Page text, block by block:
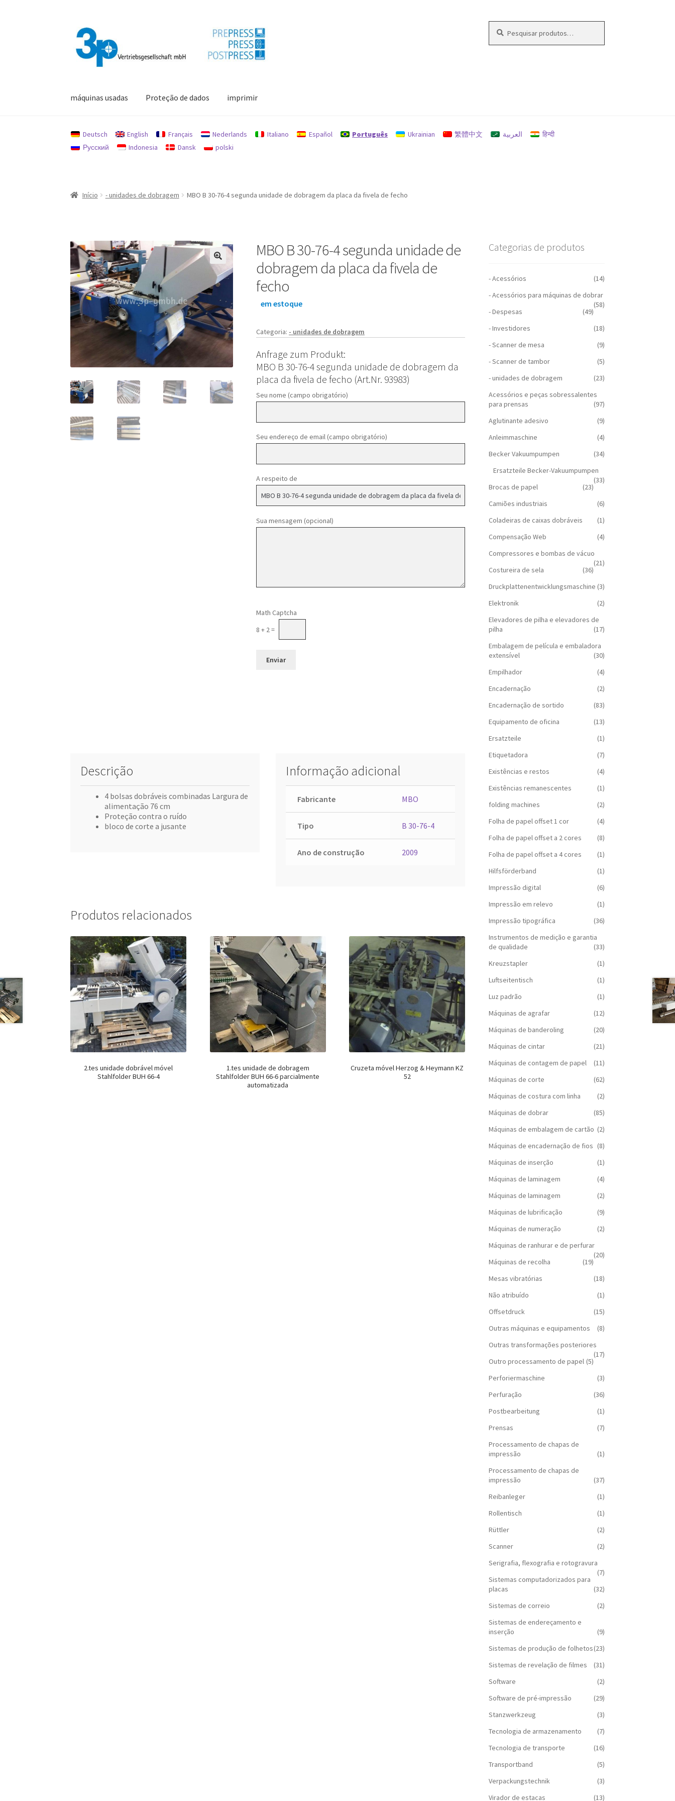
Pular
para
navegação
Pular
para
conteúdo
por:
máquinas usadas Proteção de dados imprimir
Deutsch English Français Nederlands Italiano Español Português Ukrainian 繁體中文 العربية
हिन्दी
Русский
Indonesia Dansk polski
Início - unidades de dobragem MBO B 30-76-4 segunda unidade de dobragem da placa da fivela de fecho
MBO B 30-76-4 segunda unidade de
dobragem da placa da fivela de
fecho
em estoque
Categoria: - unidades de dobragem
Anfrage zum Produkt:
MBO B 30-76-4 segunda unidade de dobragem da
placa da fivela de fecho (Art.Nr. 93983)
Seu nome (campo obrigatório)
Seu endereço de email (campo obrigatório)
A respeito de
Sua mensagem (opcional)
Math Captcha
8 + 2 =
Descrição
4 bolsas dobráveis combinadas Largura de
alimentação 76 cm
Proteção contra o ruído
bloco de corte a jusante
Informação adicional
Fabricante MBO
Tipo B 30-76-4
Ano de construção 2009
Produtos relacionados
2.tes unidade dobrável móvel
Stahlfolder BUH 66-4
1.tes unidade de dobragem
Stahlfolder BUH 66-6 parcialmente
automatizada
Cruzeta móvel Herzog & Heymann KZ
52
Categorias de produtos
- Acessórios
(14)
- Acessórios para máquinas de dobrar
(58)
- Despesas
(49)
- Investidores
(18)
- Scanner de mesa
(9)
- Scanner de tambor
(5)
- unidades de dobragem
(23)
Acessórios e peças sobressalentes
para prensas
(97)
Aglutinante adesivo
(9)
Anleimmaschine
(4)
Becker Vakuumpumpen
(34)
Ersatzteile Becker-Vakuumpumpen
(33)
Brocas de papel
(23)
Camiões industriais
(6)
Coladeiras de caixas dobráveis
(1)
Compensação Web
(4)
Compressores e bombas de vácuo
(21)
Costureira de sela
(36)
Druckplattenentwicklungsmaschine (3)
Elektronik
(2)
Elevadores de pilha e elevadores de
pilha
(17)
Embalagem de película e embaladora
extensível
(30)
Empilhador
(4)
Encadernação
(2)
Encadernação de sortido
(83)
Equipamento de oficina
(13)
Ersatzteile
(1)
Etiquetadora
(7)
Existências e restos
(4)
Existências remanescentes
(1)
folding machines
(2)
Folha de papel offset 1 cor
(4)
Folha de papel offset a 2 cores
(8)
Folha de papel offset a 4 cores
(1)
Hilfsförderband
(1)
Impressão digital
(6)
Impressão em relevo
(1)
Impressão tipográfica
(36)
Instrumentos de medição e garantia
de qualidade
(33)
Kreuzstapler
(1)
Luftseitentisch
(1)
Luz padrão
(1)
Máquinas de agrafar
(12)
Máquinas de banderoling
(20)
Máquinas de cintar
(21)
Máquinas de contagem de papel
(11)
Máquinas de corte
(62)
Máquinas de costura com linha
(2)
Máquinas de dobrar
(85)
Máquinas de embalagem de cartão (2)
Máquinas de encadernação de fios (8)
Máquinas de inserção
(1)
Máquinas de laminagem
(4)
Máquinas de laminagem
(2)
Máquinas de lubrificação
(9)
Máquinas de numeração
(2)
Máquinas de ranhurar e de perfurar
(20)
Máquinas de recolha
(19)
Mesas vibratórias
(18)
Não atribuído
(1)
Offsetdruck
(15)
Outras máquinas e equipamentos
(8)
Outras transformações posteriores
(17)
Outro processamento de papel (5)
Perforiermaschine
(3)
Perfuração
(36)
Postbearbeitung
(1)
Prensas
(7)
Processamento de chapas de
impressão
(1)
Processamento de chapas de
impressão
(37)
Reibanleger
(1)
Rollentisch
(1)
Rüttler
(2)
Scanner
(2)
Serigrafia, flexografia e rotogravura
(7)
Sistemas computadorizados para
placas
(32)
Sistemas de correio
(2)
Sistemas de endereçamento e
inserção
(9)
Sistemas de produção de folhetos(23)
Sistemas de revelação de filmes
(31)
Software
(2)
Software de pré-impressão
(29)
Stanzwerkzeug
(3)
Tecnologia de armazenamento
(7)
Tecnologia de transporte
(16)
Transportband
(5)
Verpackungstechnik
(3)
Virador de estacas
(13)